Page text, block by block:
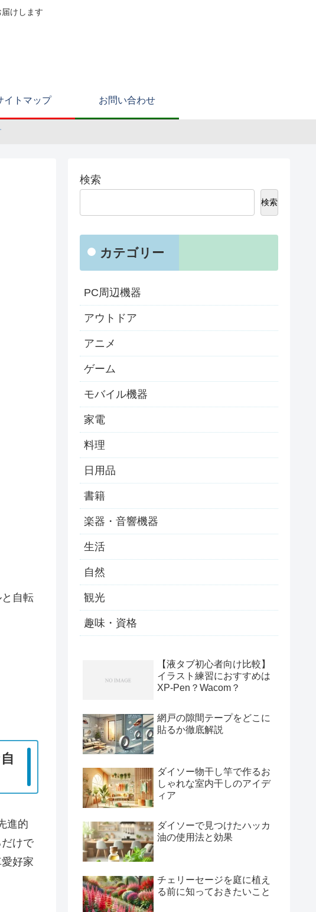
けします
イトマップ お問い合わせ
自転
進的
けで
好家
検索
検索
カテゴリー
PC周辺機器
アウトドア
アニメ
ゲーム
モバイル機器
家電
料理
日用品
書籍
楽器・音響機器
生活
自然
観光
趣味・資格
【液タブ初心者向け比較】
イラスト練習におすすめは
XP-Pen？Wacom？
網戸の隙間テープをどこに
貼るか徹底解説
ダイソー物干し竿で作るお
しゃれな室内干しのアイデ
ィア
ダイソーで見つけたハッカ
油の使用法と効果
チェリーセージを庭に植え
る前に知っておきたいこと